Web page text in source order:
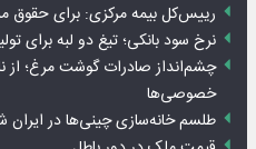
رییس‌کل بیمه مرکزی: برای حقوق
نرخ سود بانکی؛ تیغ دو لبه برای
چشم‌انداز صادرات گوشت مرغ؛ از
خصوصی‌ها
طلسم خانه‌سازی چینی‌ها در